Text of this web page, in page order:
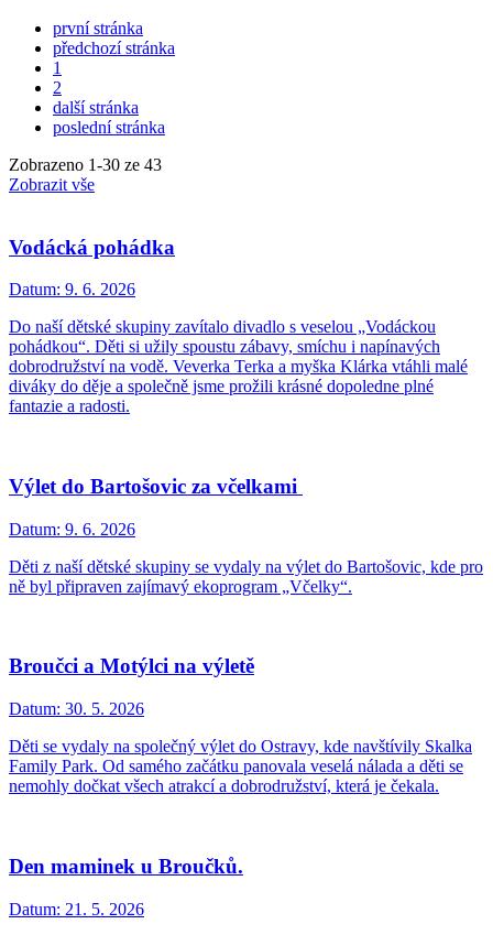
první stránka
předchozí stránka
1
2
další stránka
poslední stránka
Zobrazeno 1-30 ze 43
Zobrazit vše
Vodácká pohádka
Datum: 9. 6. 2026
Do naší dětské skupiny zavítalo divadlo s veselou „Vodáckou
pohádkou“. Děti si užily spoustu zábavy, smíchu i napínavých
dobrodružství na vodě. Veverka Terka a myška Klárka vtáhli malé
diváky do děje a společně jsme prožili krásné dopoledne plné
fantazie a radosti.
Výlet do Bartošovic za včelkami
Datum: 9. 6. 2026
Děti z naší dětské skupiny se vydaly na výlet do Bartošovic, kde pro
ně byl připraven zajímavý ekoprogram „Včelky“.
Broučci a Motýlci na výletě
Datum: 30. 5. 2026
Děti se vydaly na společný výlet do Ostravy, kde navštívily Skalka
Family Park. Od samého začátku panovala veselá nálada a děti se
nemohly dočkat všech atrakcí a dobrodružství, která je čekala.
Den maminek u Broučků.
Datum: 21. 5. 2026